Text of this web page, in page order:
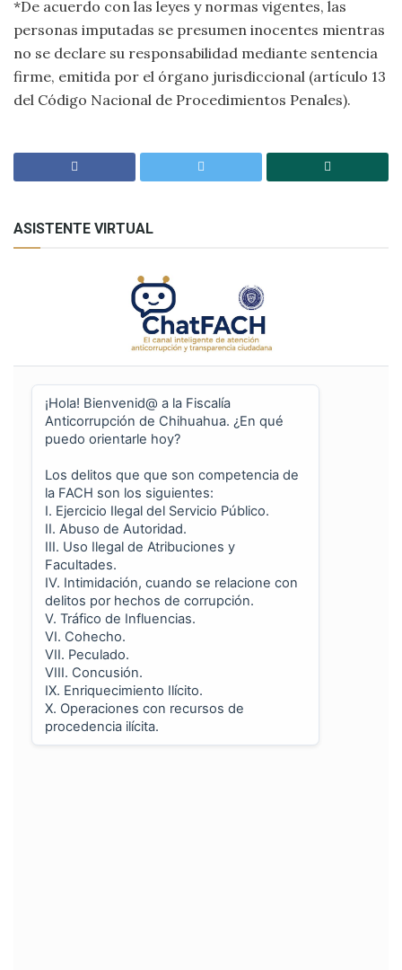
*De acuerdo con las leyes y normas vigentes, las
personas imputadas se presumen inocentes mientras
no se declare su responsabilidad mediante sentencia
firme, emitida por el órgano jurisdiccional (artículo 13
del Código Nacional de Procedimientos Penales).
ASISTENTE VIRTUAL